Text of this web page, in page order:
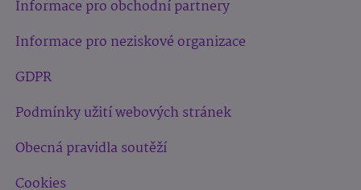
Informace pro obchodní partnery
Informace pro neziskové organizace
GDPR
Podmínky užití webových stránek
Obecná pravidla soutěží
Cookies